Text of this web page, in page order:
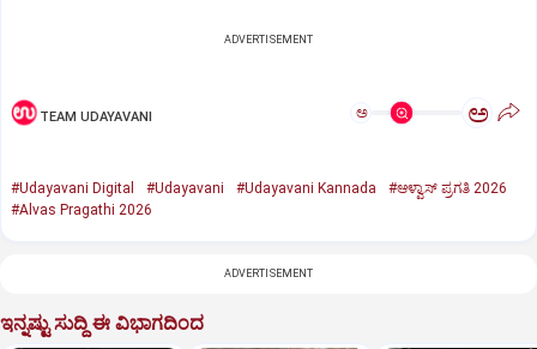
ADVERTISEMENT
TEAM UDAYAVANI ಅ ಅ
#Udayavani Digital #Udayavani #Udayavani Kannada
#ಆಳ್ವಾಸ್‌ ಪ್ರಗತಿ 2026
#Alvas Pragathi 2026
ADVERTISEMENT
ಇನ್ನಷ್ಟು ಸುದ್ದಿ ಈ ವಿಭಾಗದಿಂದ